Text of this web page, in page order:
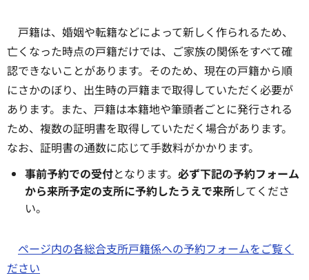
戸籍は、婚姻や転籍などによって新しく作られるため、
亡くなった時点の戸籍だけでは、ご家族の関係をすべて確
認できないことがあります。そのため、現在の戸籍から順
にさかのぼり、出生時の戸籍まで取得していただく必要が
あります。また、戸籍は本籍地や筆頭者ごとに発行される
ため、複数の証明書を取得していただく場合があります。
なお、証明書の通数に応じて手数料がかかります。
事前予約での受付となります。 必ず下記の予約フォーム
から来所予定の支所に予約したうえで来所してくださ
い。
ページ内の各総合支所戸籍係への予約フォームをご覧く
ださい